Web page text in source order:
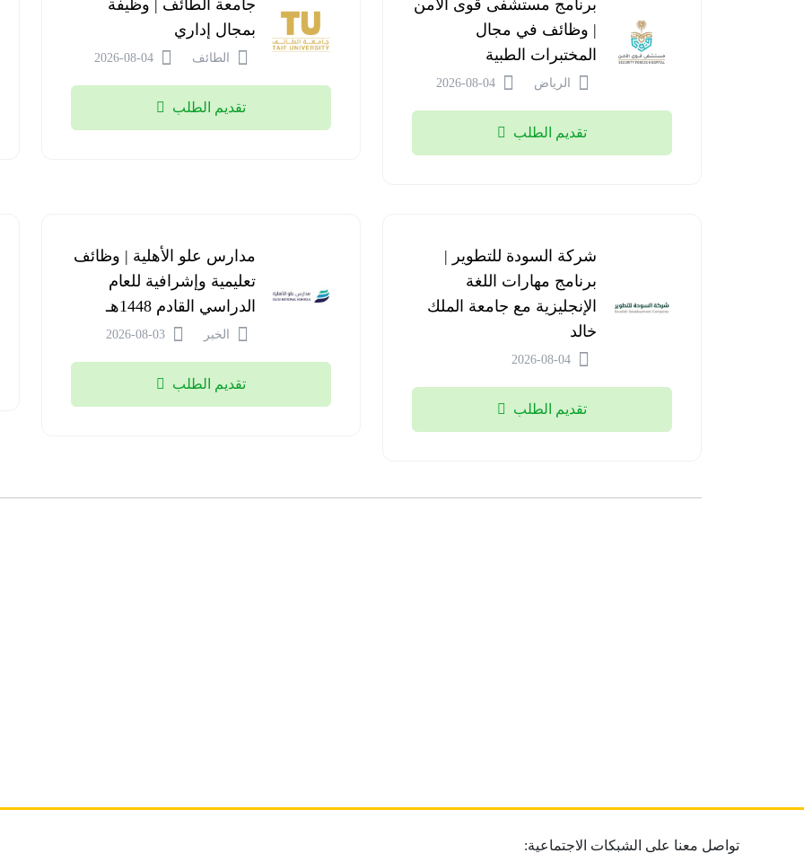
برنامج مستشفى قوى الأمن
| وظائف في مجال
المختبرات الطبية
الرياض
تقديم الطلب
جامعة الطائف | وظيفة
بمجال إداري
الطائف
تقديم الطلب
شركة السودة للتطوير |
برنامج مهارات اللغة
الإنجليزية مع جامعة الملك
خالد
تقديم الطلب
مدارس علو الأهلية | وظائف
تعليمية وإشرافية للعام
الدراسي القادم 1448هـ
الخبر
تقديم الطلب
تواصل معنا على الشبكات الاجتماعية: